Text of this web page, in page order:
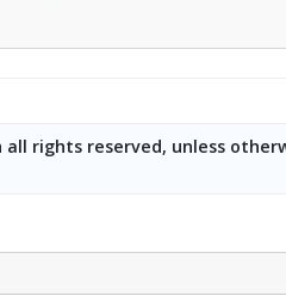
rights reserved, unless